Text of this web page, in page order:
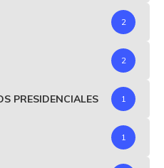
2
2
PRESIDENCIALES 1
1